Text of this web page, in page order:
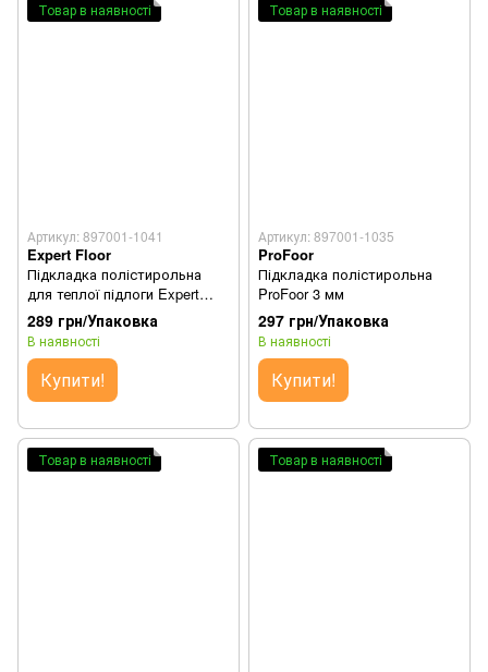
Товар в наявності
Артикул: 897001-1041
Expert Floor
Підкладка полістирольна
для теплої підлоги Expert
Floor 3 мм (Зелена)
289 грн/Упаковка
В наявності
Купити!
Товар в наявності
Артикул: 897001-1035
ProFoor
Підкладка полістирольна
ProFoor 3 мм
297 грн/Упаковка
В наявності
Купити!
Товар в наявності Товар в наявності